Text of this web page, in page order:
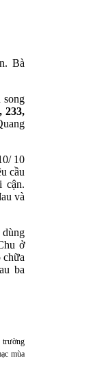
Bà
song
233,
10
cầu
cận.
và
ở
chữa
ba
trường
mùa